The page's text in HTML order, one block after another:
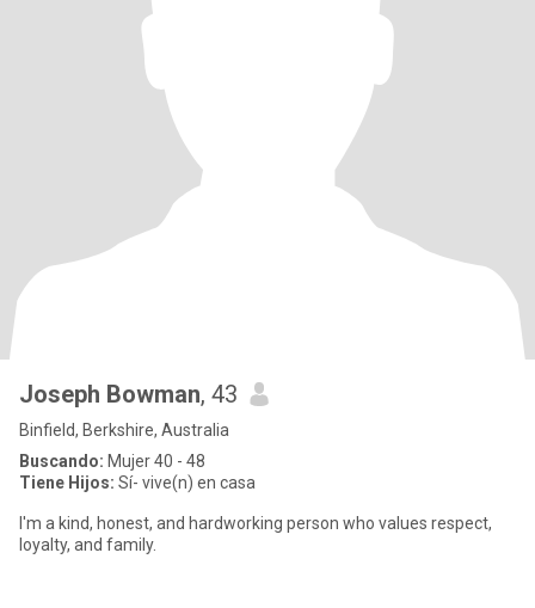
Joseph Bowman, 43
Binfield, Berkshire, Australia
Buscando: Mujer 40 - 48
Tiene Hijos: Sí- vive(n) en casa
I'm a kind, honest, and hardworking person who values respect,
loyalty, and family.